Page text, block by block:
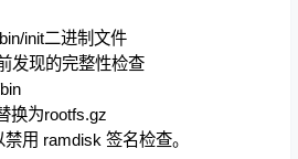
init二进制文件
发现的完整性检查
换为rootfs.gz
用 ramdisk 签名检查。